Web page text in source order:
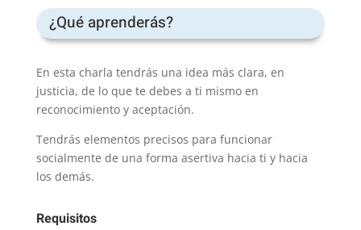
¿Qué aprenderás?
En esta charla tendrás una idea más clara, en
justicia, de lo que te debes a ti mismo en
reconocimiento y aceptación.
Tendrás elementos precisos para funcionar
socialmente de una forma asertiva hacia ti y hacia
los demás.
Requisitos